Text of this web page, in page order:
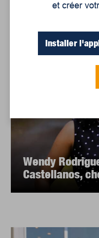
Wendy
Castellanos,
et créer
Installer